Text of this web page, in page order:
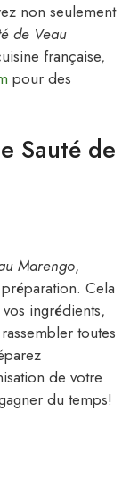
non seulement
de Veau
française,
pour des
Sauté de
Marengo,
Cela
ingrédients,
toutes
de votre
du temps!